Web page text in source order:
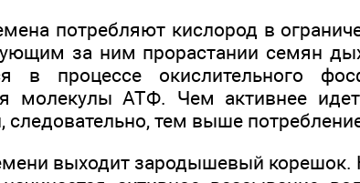
потребляют кислород в
за ним прорастании семян
в процессе окислительного
молекулы АТФ. Чем активнее
следовательно, тем выше
выходит зародышевый корешок.